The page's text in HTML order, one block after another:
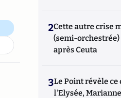
2Cette autre crise
(semi-
après Ceuta
3Le Point révèle ce
l'Elysée,